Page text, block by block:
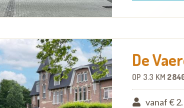
De
OP 3.3 KM
vanaf €